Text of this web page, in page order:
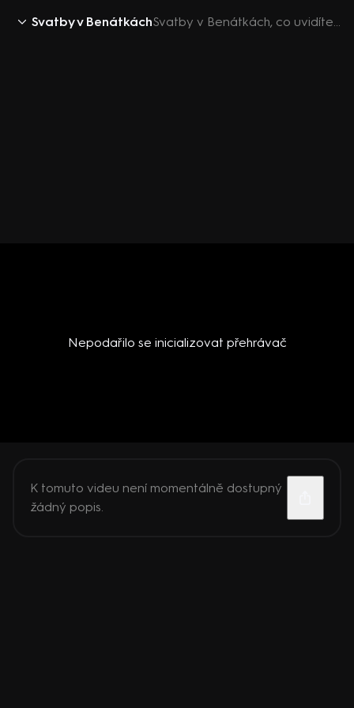
Svatby v Benátkách Svatby v Benátkách, co uvidíte v šestém díle?
Nepodařilo se inicializovat přehrávač
K tomuto videu není momentálně dostupný
žádný popis.